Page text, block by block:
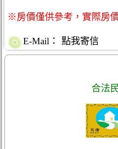
※房價僅供參考，實際房
E-Mail： 點我寄信
合法